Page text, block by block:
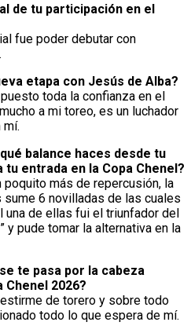
de tu participación en el
fue poder debutar con
etapa con Jesús de Alba?
toda la confianza en el
a mi toreo, es un luchador
balance haces desde tu
entrada en la Copa Chenel?
más de repercusión, la
6 novilladas de las cuales
una de ellas fui el triunfador del
y pude tomar la alternativa en la
te pasa por la cabeza
Chenel 2026?
de torero y sobre todo
todo lo que espera de mí.